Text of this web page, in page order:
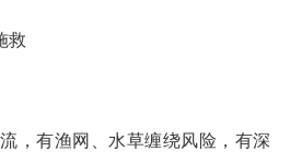
救
，有渔网、水草缠绕风险，有深